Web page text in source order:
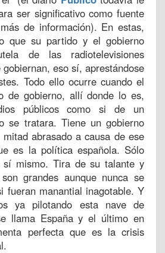
ser significativo como fuente
de información). En estas,
que su partido y el gobierno
de las radiotelevisiones
eso sí, aprestándose
Todo ello ocurre cuando el
de gobierno, allí donde lo es,
públicos como si de un
se tratara. Tiene un gobierno
abrasado a causa de ese
es la política española. Sólo
mismo. Tira de su talante y
grandes aunque nunca se
fueran manantial inagotable. Y
ya pilotando esta nave de
llama España y el último en
perfecta que es la crisis